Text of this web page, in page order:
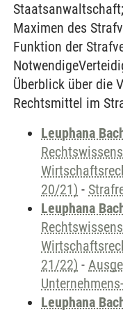
Maximen des
Funktion der
Überblick über die
Rechtsmittel im
Leuphana
20/21) -
Leuphana
21/22) -
Leuphana